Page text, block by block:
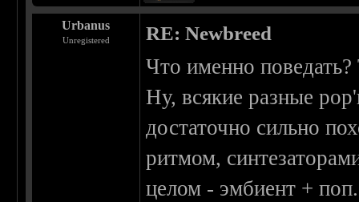
Urbanus
Unregistered RE: Newbreed
Что именно
Ну, всякие разные
достаточно сильно
ритмом,
целом - эмбиент +